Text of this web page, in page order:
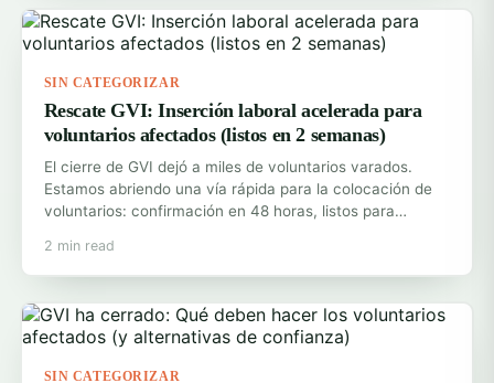
SIN CATEGORIZAR
Rescate GVI: Inserción laboral acelerada para
voluntarios afectados (listos en 2 semanas)
El cierre de GVI dejó a miles de voluntarios varados.
Estamos abriendo una vía rápida para la colocación de
voluntarios: confirmación en 48 horas, listos para…
2 min read
SIN CATEGORIZAR